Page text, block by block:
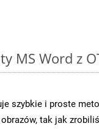
MS Word z
szybkie i proste
tak jak